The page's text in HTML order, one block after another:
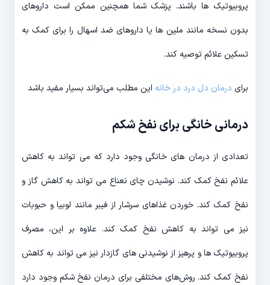
پروبیوتیک ها باشند. پزشک شما همچنین ممکن است داروهای
بدون نسخه مانند ملین ها یا داروهای ضد اسهال را برای کمک به
تسکین علائم توصیه کند.
برای درمان دل درد در خانه این مطلب می‌تواند بسیار مفید باشد
درمانی خانگی برای نفخ شکم
تعدادی از درمان های خانگی وجود دارد که می تواند به کاهش
علائم نفخ کمک کند. نوشیدن چای نعناع می تواند به کاهش گاز و
نفخ کمک کند. خوردن غذاهای سرشار از فیبر مانند لوبیا و حبوبات
نیز می تواند به کاهش نفخ کمک کند. علاوه بر این، مصرف
پروبیوتیک ها و پرهیز از نوشیدنی های گازدار نیز می تواند به کاهش
نفخ کمک کند. روش­‌های مختلفی برای درمان نفخ شکم وجود دارد